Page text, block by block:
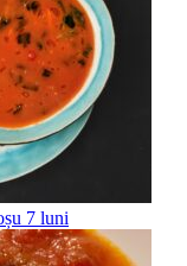
7 luni